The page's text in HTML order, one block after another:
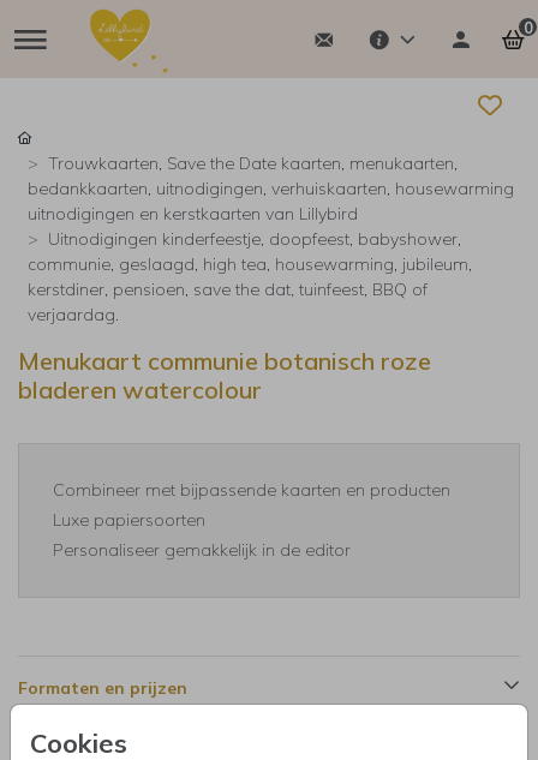
0
Cookies
Trouwkaarten, Save the Date kaarten, menukaarten,
bedankkaarten, uitnodigingen, verhuiskaarten, housewarming
uitnodigingen en kerstkaarten van Lillybird
Uitnodigingen kinderfeestje, doopfeest, babyshower,
communie, geslaagd, high tea, housewarming, jubileum,
kerstdiner, pensioen, save the dat, tuinfeest, BBQ of
verjaardag.
Menukaart communie botanisch roze
bladeren watercolour
Combineer met bijpassende kaarten en producten
Luxe papiersoorten
Personaliseer gemakkelijk in de editor
Formaten en prijzen